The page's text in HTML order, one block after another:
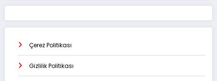
Çerez Politikası
Gizlilik Politikası